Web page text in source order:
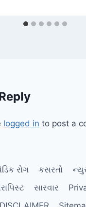
logged in to post a
રોગ કસરતો
સારવાર